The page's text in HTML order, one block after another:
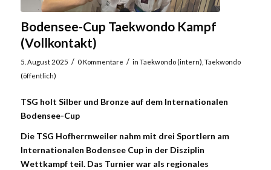
Bodensee-Cup Taekwondo Kampf
(Vollkontakt)
5. August 2025 / 0 Kommentare / in Taekwondo (intern) Taekwondo
(öffentlich)
TSG holt Silber und Bronze auf dem Internationalen
Bodensee-Cup
Die TSG Hofherrnweiler nahm mit drei Sportlern am
Internationalen Bodensee Cup in der Disziplin
Wettkampf teil. Das Turnier war als regionales